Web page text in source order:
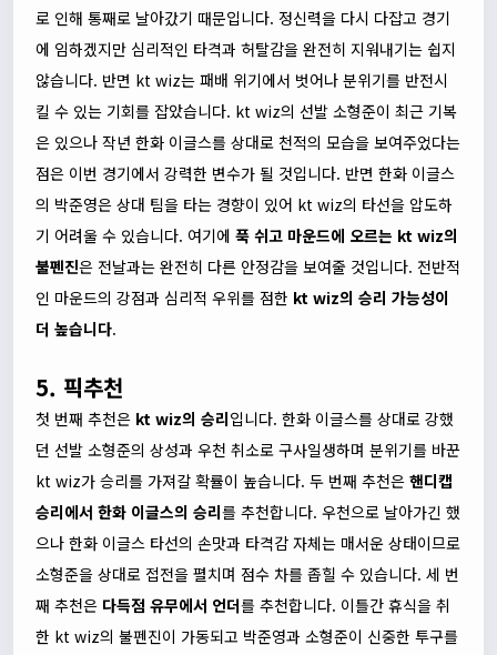
로 인해 통째로 날아갔기 때문입니다. 정신력을 다시 다잡고 경기
에 임하겠지만 심리적인 타격과 허탈감을 완전히 지워내기는 쉽지
않습니다. 반면 kt wiz는 패배 위기에서 벗어나 분위기를 반전시
킬 수 있는 기회를 잡았습니다. kt wiz의 선발 소형준이 최근 기복
은 있으나 작년 한화 이글스를 상대로 천적의 모습을 보여주었다는
점은 이번 경기에서 강력한 변수가 될 것입니다. 반면 한화 이글스
의 박준영은 상대 팀을 타는 경향이 있어 kt wiz의 타선을 압도하
기 어려울 수 있습니다. 여기에 푹 쉬고 마운드에 오르는 kt wiz의
불펜진은 전날과는 완전히 다른 안정감을 보여줄 것입니다. 전반적
인 마운드의 강점과 심리적 우위를 점한 kt wiz의 승리 가능성이
더 높습니다.
5. 픽추천
첫 번째 추천은 kt wiz의 승리입니다. 한화 이글스를 상대로 강했
던 선발 소형준의 상성과 우천 취소로 구사일생하며 분위기를 바꾼
kt wiz가 승리를 가져갈 확률이 높습니다. 두 번째 추천은 핸디캡
승리에서 한화 이글스의 승리를 추천합니다. 우천으로 날아가긴 했
으나 한화 이글스 타선의 손맛과 타격감 자체는 매서운 상태이므로
소형준을 상대로 접전을 펼치며 점수 차를 좁힐 수 있습니다. 세 번
째 추천은 다득점 유무에서 언더를 추천합니다. 이틀간 휴식을 취
한 kt wiz의 불펜진이 가동되고 박준영과 소형준이 신중한 투구를